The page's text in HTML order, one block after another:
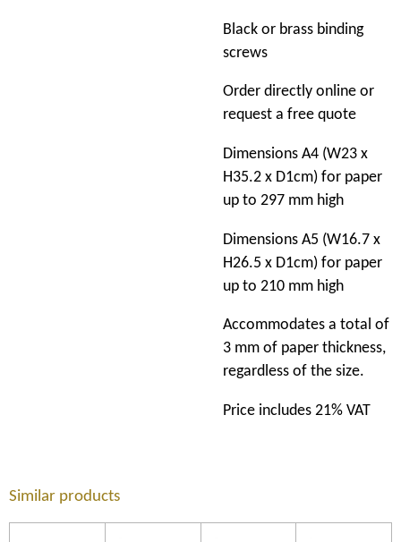
Black or brass binding
screws
Order directly online or
request a free quote
Dimensions A4 (W23 x
H35.2 x D1cm) for paper
up to 297 mm high
Dimensions A5 (W16.7 x
H26.5 x D1cm) for paper
up to 210 mm high
Accommodates a total of
3 mm of paper thickness,
regardless of the size.
Price includes 21% VAT
Similar products